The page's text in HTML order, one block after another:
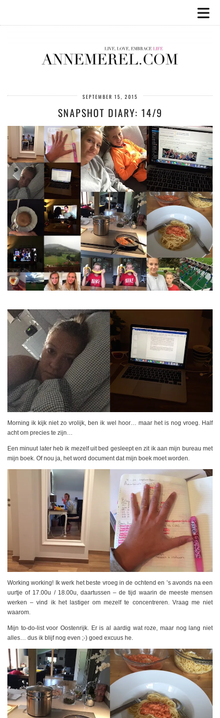
SEPTEMBER 15, 2015
SNAPSHOT DIARY: 14/9
Morning ik kijk niet zo vrolijk, ben ik wel hoor… maar het is nog vroeg. Half
acht om precies te zijn…
Een minuut later heb ik mezelf uit bed gesleept en zit ik aan mijn bureau met
mijn boek. Of nou ja, het word document dat mijn boek moet worden.
Working working! Ik werk het beste vroeg in de ochtend en ’s avonds na een
uurtje of 17.00u / 18.00u, daartussen – de tijd waarin de meeste mensen
werken – vind ik het lastiger om mezelf te concentreren. Vraag me niet
waarom.
Mijn to-do-list voor Oostenrijk. Er is al aardig wat roze, maar nog lang niet
alles… dus ik blijf nog even ;-) goed excuus he.